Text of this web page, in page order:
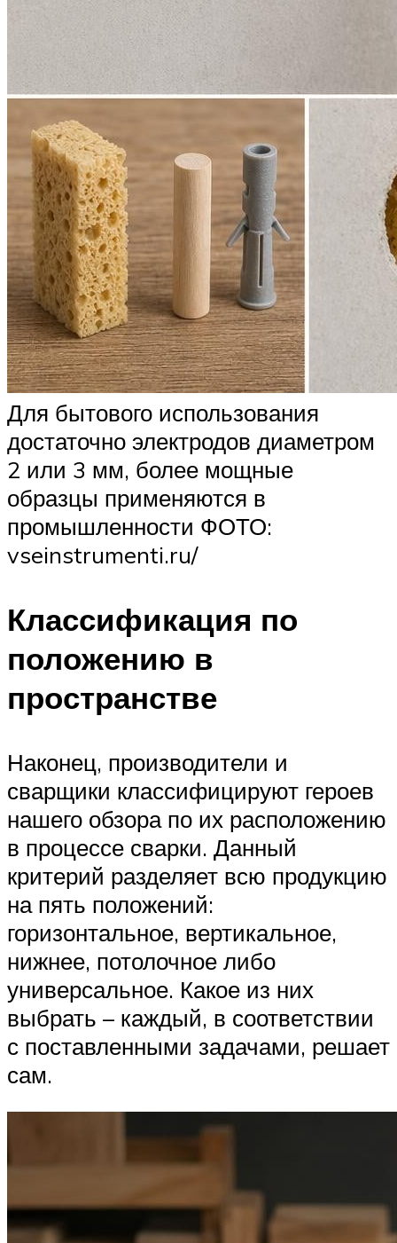
Для бытового использования
достаточно электродов диаметром
2 или 3 мм, более мощные
образцы применяются в
промышленности ФОТО:
vseinstrumenti.ru/
Классификация по
положению в
пространстве
Наконец, производители и
сварщики классифицируют героев
нашего обзора по их расположению
в процессе сварки. Данный
критерий разделяет всю продукцию
на пять положений:
горизонтальное, вертикальное,
нижнее, потолочное либо
универсальное. Какое из них
выбрать – каждый, в соответствии
с поставленными задачами, решает
сам.